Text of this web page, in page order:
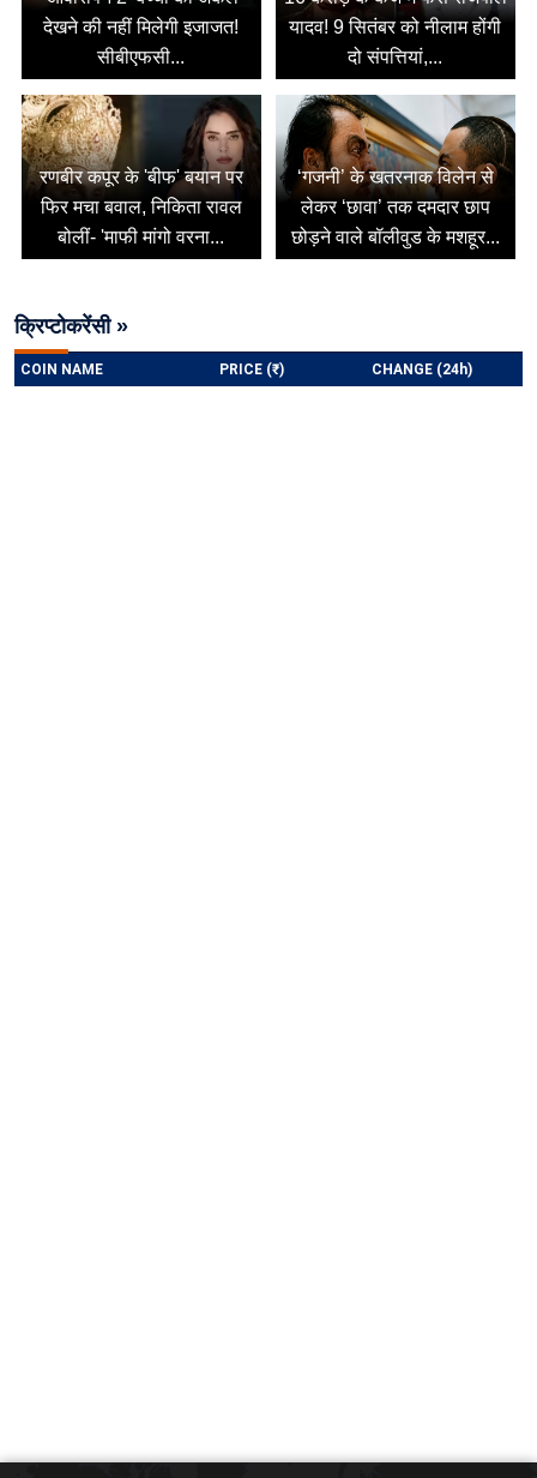
देखने की नहीं मिलेगी इजाजत!
सीबीएफसी...
यादव! 9 सितंबर को नीलाम होंगी
दो संपत्तियां,...
रणबीर कपूर के 'बीफ' बयान पर
फिर मचा बवाल, निकिता रावल
बोलीं- 'माफी मांगो वरना...
‘गजनी’ के खतरनाक विलेन से
लेकर ‘छावा’ तक दमदार छाप
छोड़ने वाले बॉलीवुड के मशहूर...
क्रिप्टोकरेंसी »